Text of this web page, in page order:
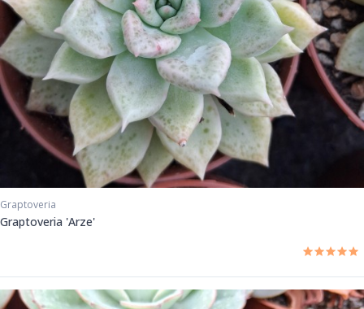
Graptoveria
Graptoveria 'Arze'